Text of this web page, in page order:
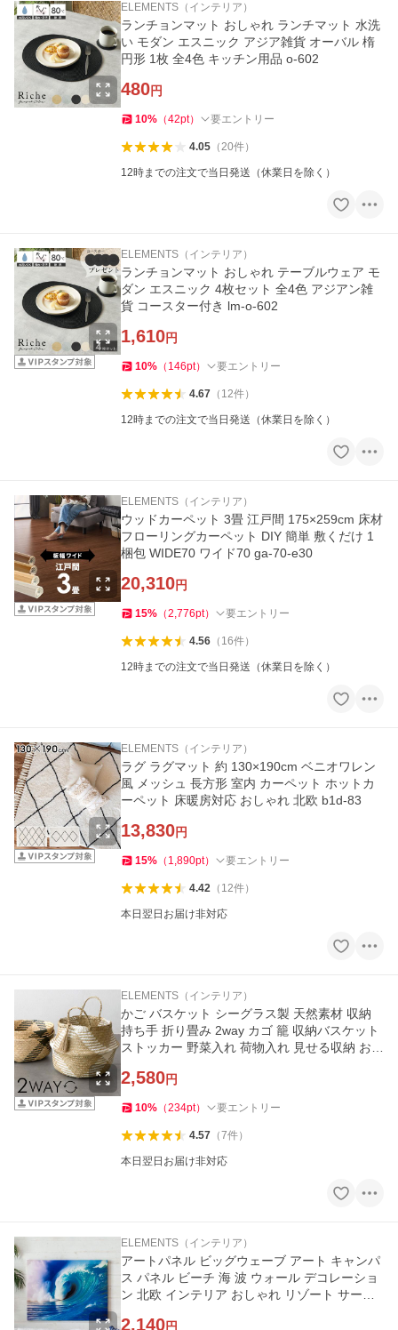
ELEMENTS（インテリア）
ランチョンマット おしゃれ ランチマット 水洗
い モダン エスニック アジア雑貨 オーバル 楕
円形 1枚 全4色 キッチン用品 o-602
480円
10% （42pt） 要エントリー
4.05（20件）
12時までの注文で当日発送（休業日を除く）
ELEMENTS（インテリア）
ランチョンマット おしゃれ テーブルウェア モ
ダン エスニック 4枚セット 全4色 アジアン雑
貨 コースター付き lm-o-602
1,610円
10% （ 146pt） 要エントリー
4.67（ 12件）
12時までの注文で当日発送（休業日を除く）
ELEMENTS（インテリア）
ウッドカーペット 3畳 江戸間 175×259cm 床材
フローリングカーペット DIY 簡単 敷くだけ 1
梱包 WIDE70 ワイド70 ga-70-e30
20,310円
15% （2,776pt） 要エントリー
4.56（ 16件）
12時までの注文で当日発送（休業日を除く）
ELEMENTS（インテリア）
ラグ ラグマット 約 130×190cm ベニオワレン
風 メッシュ 長方形 室内 カーペット ホットカ
ーペット 床暖房対応 おしゃれ 北欧 b1d-83
13,830円
15% （ 1,890pt） 要エントリー
4.42（ 12件）
本日翌日お届け非対応
ELEMENTS（インテリア）
かご バスケット シーグラス製 天然素材 収納
持ち手 折り畳み 2way カゴ 籠 収納バスケット
ストッカー 野菜入れ 荷物入れ 見せる収納 おも
2,580円
10% （234pt） 要エントリー
4.57（7件）
本日翌日お届け非対応
ELEMENTS（インテリア）
アートパネル ビッグウェーブ アート キャンパ
ス パネル ビーチ 海 波 ウォール デコレーショ
ン 北欧 インテリア おしゃれ リゾート サーフ
2,140円